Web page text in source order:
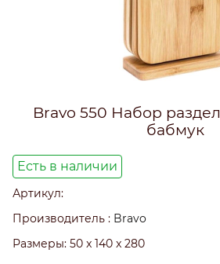
Bravo 550 Набор
бабмук
Есть в наличии
Артикул:
Производитель : Bravo
Размеры: 50 x 140 x 280